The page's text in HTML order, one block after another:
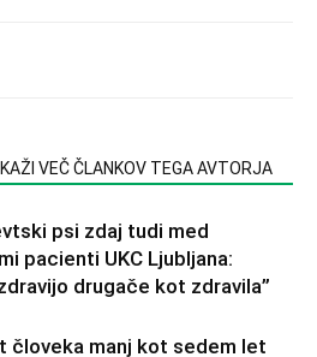
VEČ ČLANKOV TEGA AVTORJA
psi zdaj tudi med
pacienti UKC Ljubljana:
drugače kot zdravila”
človeka manj kot sedem let